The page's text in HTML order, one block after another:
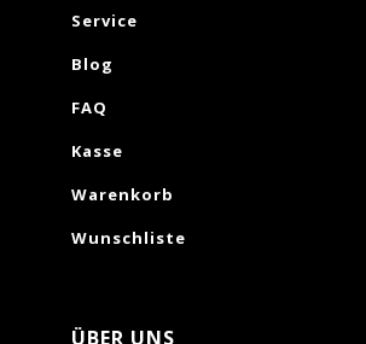
Service
Blog
FAQ
Kasse
Warenkorb
Wunschliste
ÜBER UNS